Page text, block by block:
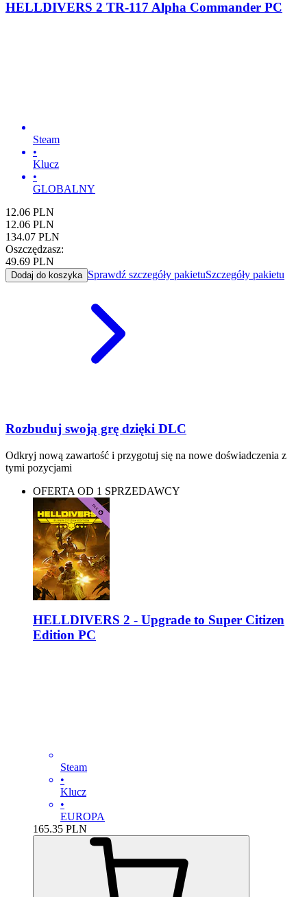
HELLDIVERS 2 TR-117 Alpha Commander PC
Steam
•
Klucz
•
GLOBALNY
12.06 PLN
12.06 PLN
134.07 PLN
Oszczędzasz:
49.69 PLN
Dodaj do koszyka Sprawdź szczegóły pakietuSzczegóły pakietu
Rozbuduj swoją grę dzięki DLC
Odkryj nową zawartość i przygotuj się na nowe doświadczenia z
tymi pozycjami
OFERTA OD 1 SPRZEDAWCY
HELLDIVERS 2 - Upgrade to Super Citizen
Edition PC
Steam
•
Klucz
•
EUROPA
165.35 PLN